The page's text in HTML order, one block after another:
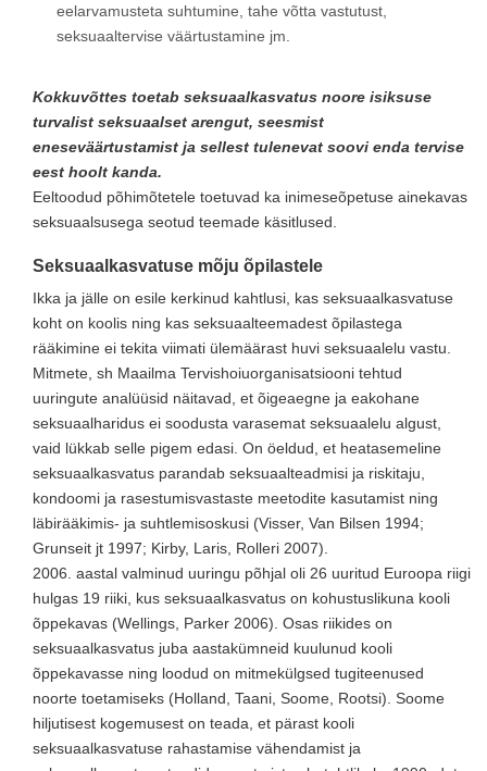
eelarvamusteta suhtumine, tahe võtta vastutust,
seksuaaltervise väärtustamine jm.
Kokkuvõttes toetab seksuaalkasvatus noore isiksuse
turvalist seksuaalset arengut, seesmist
eneseväärtustamist ja sellest tulenevat soovi enda tervise
eest hoolt kanda.
Eeltoodud põhimõtetele toetuvad ka inimeseõpetuse ainekavas
seksuaalsusega seotud teemade käsitlused.
Seksuaalkasvatuse mõju õpilastele
Ikka ja jälle on esile kerkinud kahtlusi, kas seksuaalkasvatuse
koht on koolis ning kas seksuaalteemadest õpilastega
rääkimine ei tekita viimati ülemäärast huvi seksuaalelu vastu.
Mitmete, sh Maailma Tervishoiuorganisatsiooni tehtud
uuringute analüüsid näitavad, et õigeaegne ja eakohane
seksuaalharidus ei soodusta varasemat seksuaalelu algust,
vaid lükkab selle pigem edasi. On öeldud, et heatasemeline
seksuaalkasvatus parandab seksuaalteadmisi ja riskitaju,
kondoomi ja rasestumisvastaste meetodite kasutamist ning
läbirääkimis- ja suhtlemisoskusi (Visser, Van Bilsen 1994;
Grunseit jt 1997; Kirby, Laris, Rolleri 2007).
2006. aastal valminud uuringu põhjal oli 26 uuritud Euroopa riigi
hulgas 19 riiki, kus seksuaalkasvatus on kohustuslikuna kooli
õppekavas (Wellings, Parker 2006). Osas riikides on
seksuaalkasvatus juba aastakümneid kuulunud kooli
õppekavasse ning loodud on mitmekülgsed tugiteenused
noorte toetamiseks (Holland, Taani, Soome, Rootsi). Soome
hiljutisest kogemusest on teada, et pärast kooli
seksuaalkasvatuse rahastamise vähendamist ja